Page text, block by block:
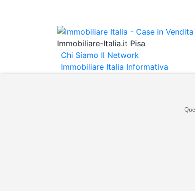
Immobiliare-Italia.it Pisa
Chi Siamo Il Network
Immobiliare Italia Informativa
Gli annunci immobiliari presenti su
italia.it quindi non è responsabile